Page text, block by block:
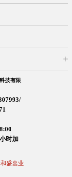
技有限
时加
盛嘉业